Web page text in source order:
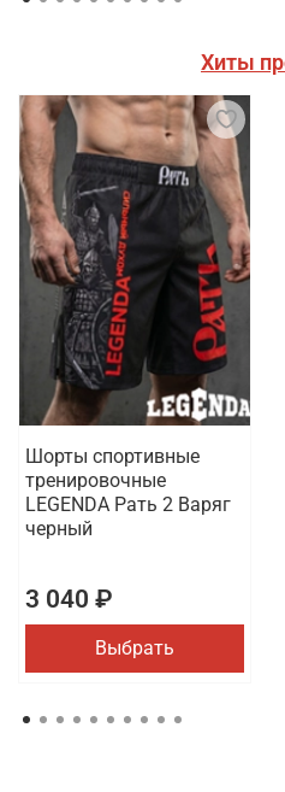
Хиты
Шорты спортивные
тренировочные
LEGENDA Рать 2 Варяг
черный
3 040 ₽
Выбрать